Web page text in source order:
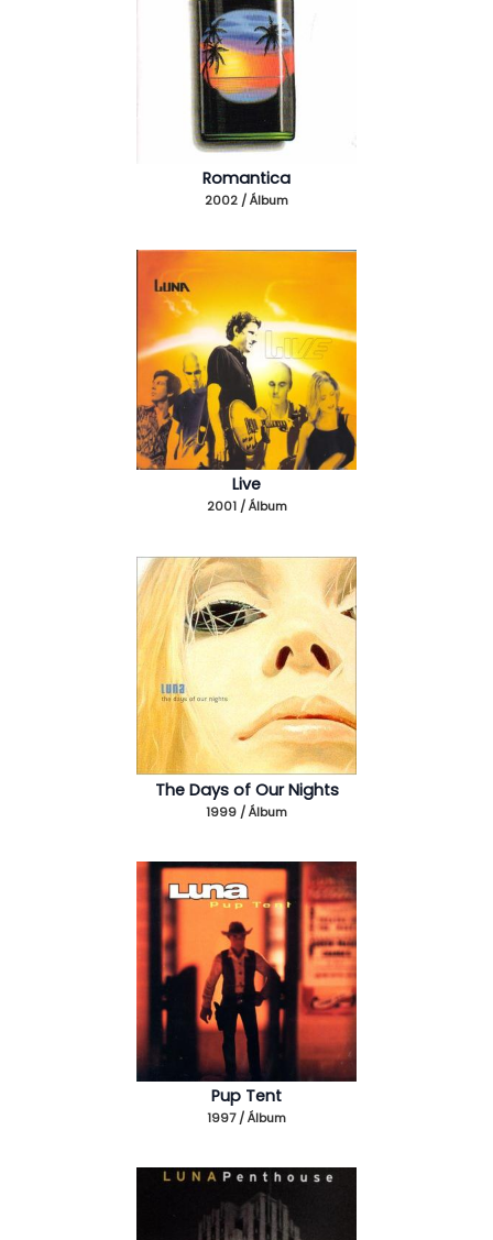
Romantica
2002 / Álbum
Live
2001 / Álbum
The Days of Our Nights
1999 / Álbum
Pup Tent
1997 / Álbum